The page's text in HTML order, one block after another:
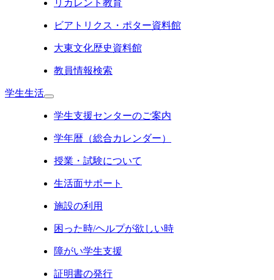
リカレント教育
ビアトリクス・ポター資料館
大東文化歴史資料館
教員情報検索
学生生活
学生支援センターのご案内
学年暦（総合カレンダー）
授業・試験について
生活面サポート
施設の利用
困った時/ヘルプが欲しい時
障がい学生支援
証明書の発行